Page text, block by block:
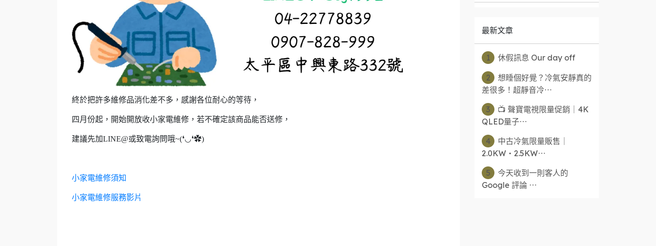
終於把許多維修品消化差不多，感謝各位耐心的等待，
四月份起，開始開放收小家電維修，若不確定該商品能否送修，
建議先加LINE@或致電詢問哦~(❛◡❛✿)
小家電維修須知
小家電維修服務影片
最新文章
1 休假訊息 Our day off
2
想睡個好覺？冷氣安靜真的
差很多！超靜音冷⋯
3
📺 聲寶電視限量促銷｜4K
QLED量子⋯
4
中古冷氣限量販售｜
2.0KW・2.5KW⋯
5
今天收到一則客人的
Google 評論 ⋯